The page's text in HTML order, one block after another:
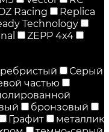
Racing
Replica
Technology
ZEPP 4x4
Серый
частью
бронзовый
Графит
металлик